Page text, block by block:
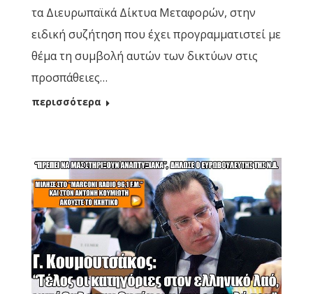
τα Διευρωπαϊκά Δίκτυα Μεταφορών, στην
ειδική συζήτηση που έχει προγραμματιστεί με
θέμα τη συμβολή αυτών των δικτύων στις
προσπάθειες…
περισσότερα